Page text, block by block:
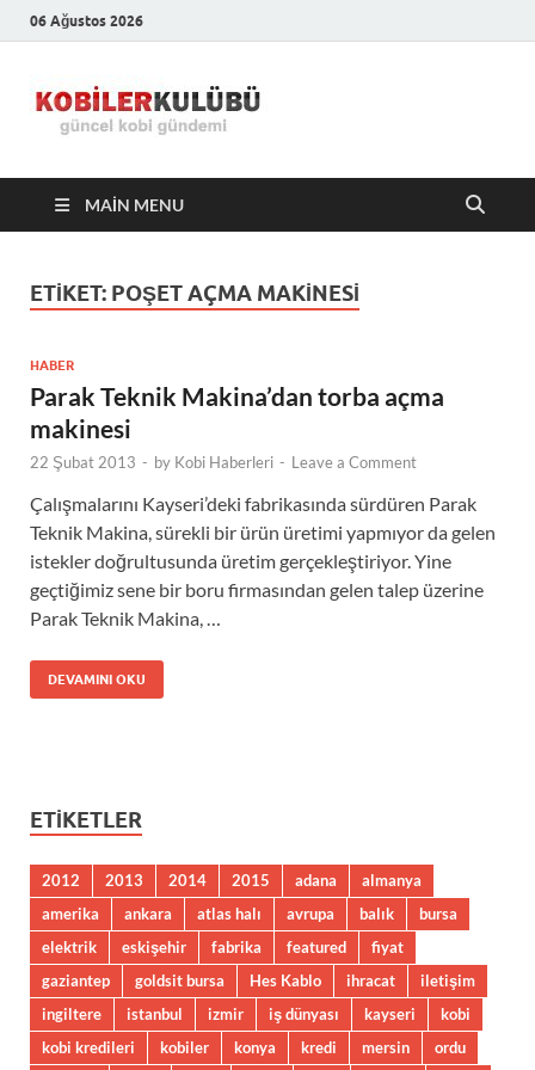
06 Ağustos 2026
Kulübü –
En Güncel
Kobi
MAIN MENU
ETIKET: POŞET AÇMA MAKINESI
HABER
Parak Teknik Makina’dan torba açma
makinesi
22 Şubat 2013 - by Kobi Haberleri - Leave a Comment
Çalışmalarını Kayseri’deki fabrikasında sürdüren Parak
Teknik Makina, sürekli bir ürün üretimi yapmıyor da gelen
istekler doğrultusunda üretim gerçekleştiriyor. Yine
geçtiğimiz sene bir boru firmasından gelen talep üzerine
Parak Teknik Makina, …
DEVAMINI OKU
ETIKETLER
2012 2013 2014 2015 adana
almanya
amerika
ankara atlas halı avrupa balık
bursa
elektrik
eskişehir fabrika featured
fiyat
gaziantep
goldsit bursa Hes Kablo ihracat
iletişim
ingiltere
istanbul izmir iş dünyası kayseri
kobi
kobi kredileri
kobiler konya kredi mersin ordu